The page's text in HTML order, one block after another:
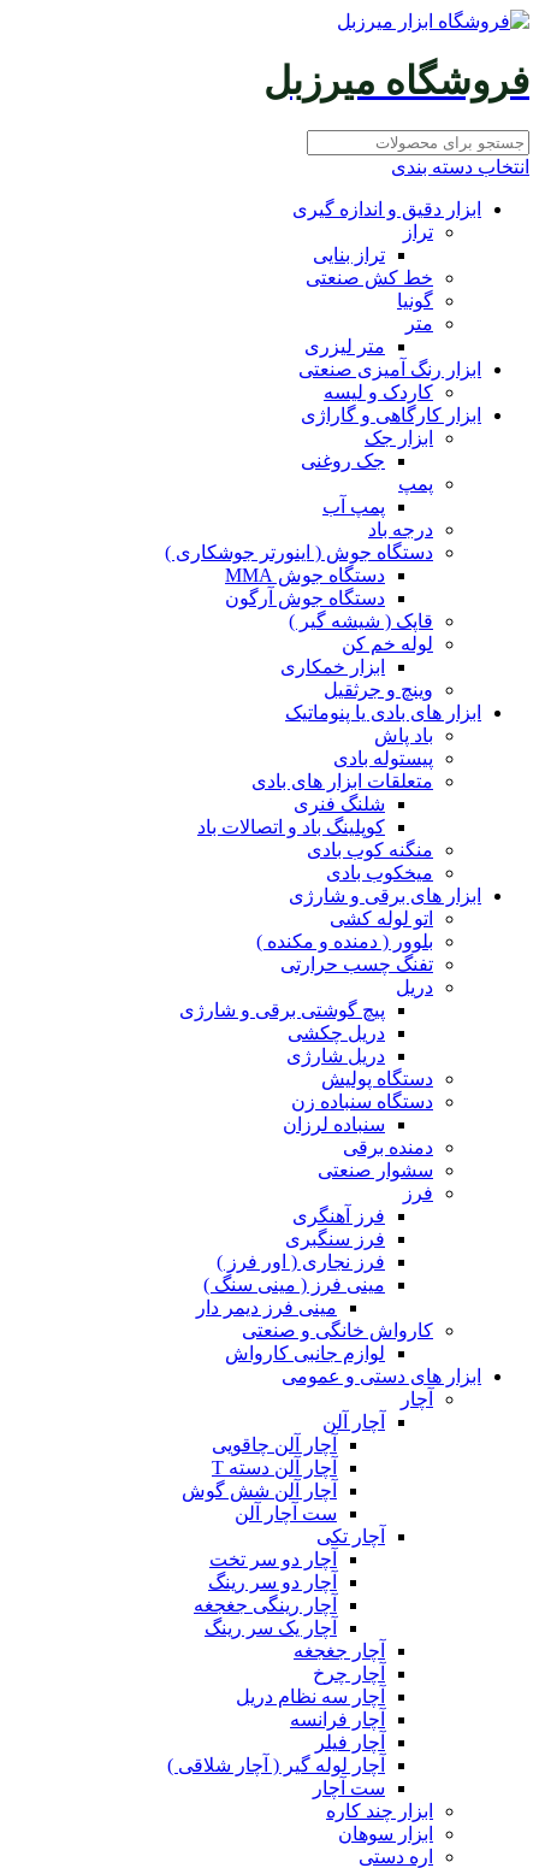
فروشگاه میرزبل
انتخاب دسته بندی
ابزار دقیق و اندازه گیری
تراز
تراز بنایی
خط کش صنعتی
گونیا
متر
متر لیزری
ابزار رنگ آمیزی صنعتی
کاردک و لیسه
ابزار کارگاهی و گاراژی
ابزار جک
جک روغنی
پمپ
پمپ آب
درجه باد
دستگاه جوش ( اینورتر جوشکاری )
دستگاه جوش MMA
دستگاه جوش آرگون
قاپک ( شیشه گیر )
لوله خم کن
ابزار خمکاری
وینچ و جرثقیل
ابزار های بادی یا پنوماتیک
باد پاش
پیستوله بادی
متعلقات ابزار های بادی
شلنگ فنری
کوپلینگ باد و اتصالات باد
منگنه کوب بادی
میخکوب بادی
ابزار های برقی و شارژی
اتو لوله کشی
بلوور ( دمنده و مکنده )
تفنگ چسب حرارتی
دریل
پیچ گوشتی برقی و شارژی
دریل چکشی
دریل شارژی
دستگاه پولیش
دستگاه سنباده زن
سنباده لرزان
دمنده برقی
سشوار صنعتی
فرز
فرز آهنگری
فرز سنگبری
فرز نجاری ( اور فرز )
مینی فرز ( مینی سنگ )
مینی فرز دیمر دار
کارواش خانگی و صنعتی
لوازم جانبی کارواش
ابزار های دستی و عمومی
آچار
آچار آلن
آچار آلن چاقویی
آچار آلن دسته T
آچار آلن شش گوش
ست آچار آلن
آچار تکی
آچار دو سر تخت
آچار دو سر رینگ
آچار رینگی جغجغه
آچار یک سر رینگ
آچار جغجغه
آچار چرخ
آچار سه نظام دریل
آچار فرانسه
آچار فیلر
آچار لوله گیر ( آچار شلاقی )
ست آچار
ابزار چند کاره
ابزار سوهان
اره دستی